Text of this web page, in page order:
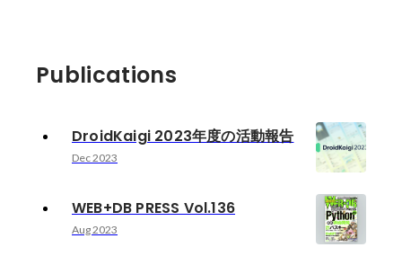
Publications
DroidKaigi 2023年度の活動報告
Dec 2023
WEB+DB PRESS Vol.136
Aug 2023